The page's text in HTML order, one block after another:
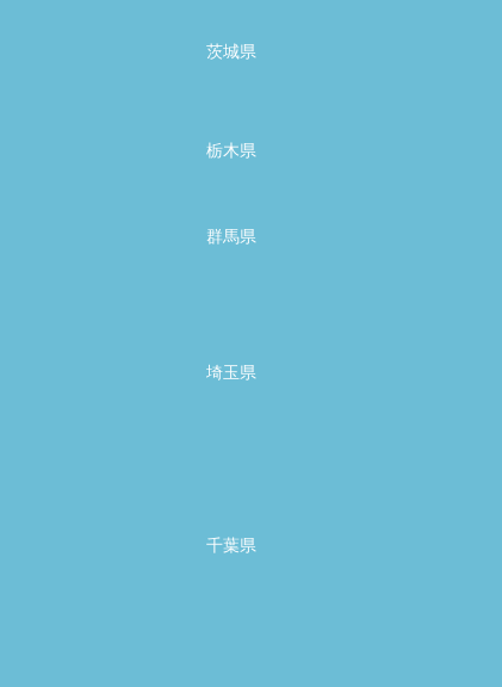
茨城県
栃木県
群馬県
埼玉県
千葉県